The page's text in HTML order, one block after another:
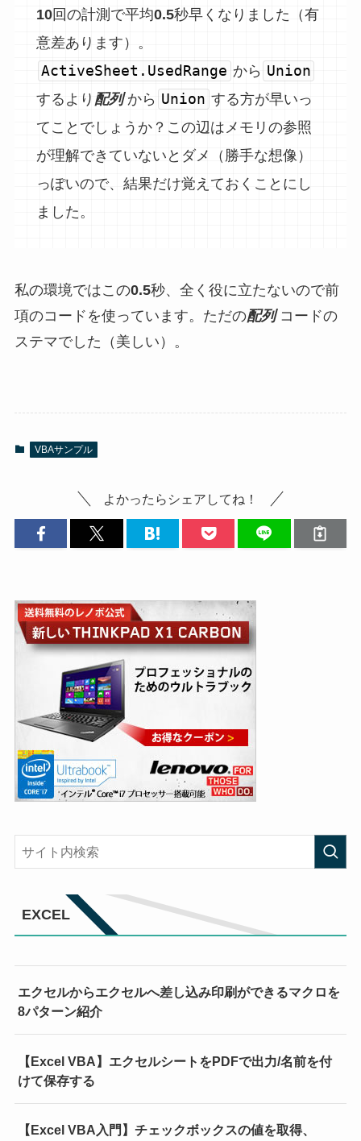
10回の計測で平均0.5秒早くなりました（有
意差あります）。
ActiveSheet.UsedRange から Union
するより 配列から Union する方が早いっ
てことでしょうか？この辺はメモリの参照
が理解できていないとダメ（勝手な想像）
っぽいので、結果だけ覚えておくことにし
ました。
私の環境ではこの0.5秒、全く役に立たないので前
項のコードを使っています。ただの配列コードの
ステマでした（美しい）。
VBAサンプル
よかったらシェアしてね！
EXCEL
エクセルからエクセルへ差し込み印刷ができるマクロを
8パターン紹介
【Excel VBA】エクセルシートをPDFで出力/名前を付
けて保存する
【Excel VBA入門】チェックボックスの値を取得、